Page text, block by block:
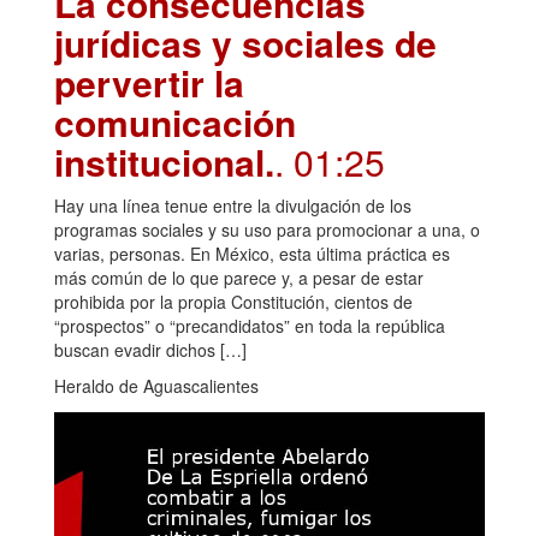
jurídicas y sociales de
pervertir la
comunicación
institucional.. 01:25
Hay una línea tenue entre la divulgación de los
programas sociales y su uso para promocionar a una, o
varias, personas. En México, esta última práctica es
más común de lo que parece y, a pesar de estar
prohibida por la propia Constitución, cientos de
“prospectos” o “precandidatos” en toda la república
buscan evadir dichos […]
Heraldo de Aguascalientes